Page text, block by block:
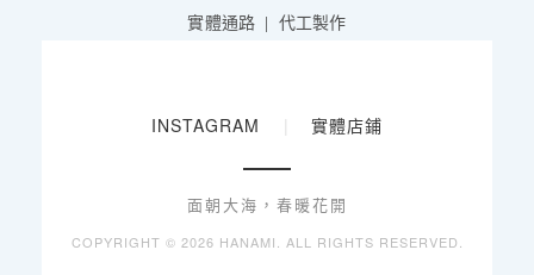
實體通路
代工製作
INSTAGRAM 實體店鋪
面朝大海，春暖花開
COPYRIGHT © 2026 HANAMI. ALL RIGHTS RESERVED.